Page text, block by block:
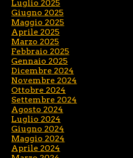
Luglio 2025
Giugno 2025
Maggio 2025
Aprile 2025
Marzo 2025
Febbraio 2025
Gennaio 2025
Dicembre 2024
Novembre 2024
Ottobre 2024
Settembre 2024
Agosto 2024
Luglio 2024
Giugno 2024
Maggio 2024
Aprile 2024